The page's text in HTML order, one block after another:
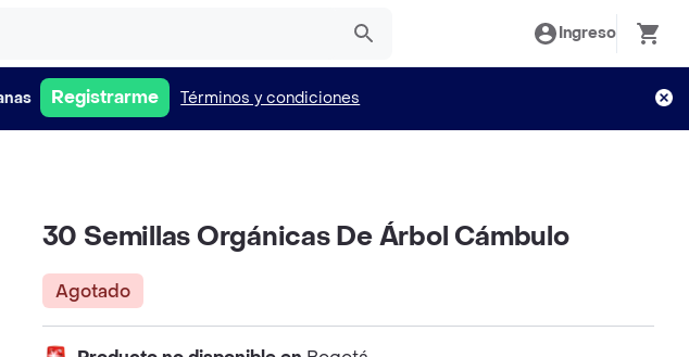
Ingreso
Registrarme Términos y condiciones
30 Semillas Orgánicas De Árbol Cámbulo
Agotado